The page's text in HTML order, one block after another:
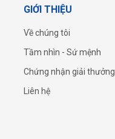
GIỚI THIỆU
Về chúng tôi
Tầm nhìn - Sứ mệnh
Chứng nhận giải thưởng
Liên hệ